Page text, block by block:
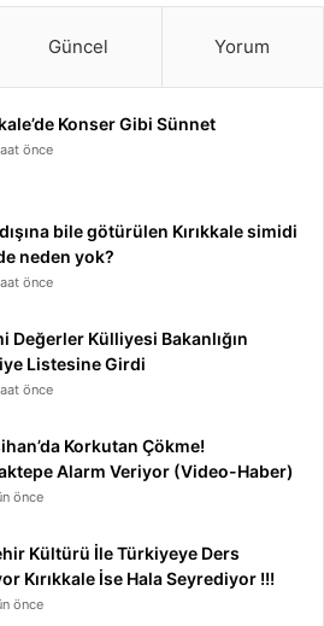
Güncel Yorum
Konser Gibi Sünnet
önce
bile götürülen Kırıkkale simidi
neden yok?
önce
Değerler Külliyesi Bakanlığın
Listesine Girdi
önce
Korkutan Çökme!
Alarm Veriyor (Video-Haber)
önce
Kültürü İle Türkiyeye Ders
Kırıkkale İse Hala Seyrediyor !!!
önce